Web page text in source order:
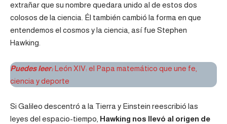
extrañar que su nombre quedara unido al de estos dos
colosos de la ciencia. Él también cambió la forma en que
entendemos el cosmos y la ciencia, así fue Stephen
Hawking.
Puedes leer:León XIV: el Papa matemático que une fe,
ciencia y deporte
Si Galileo descentró a la Tierra y Einstein reescribió las
leyes del espacio-tiempo, Hawking nos llevó al origen de